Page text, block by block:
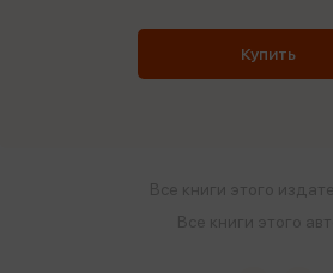
Купить